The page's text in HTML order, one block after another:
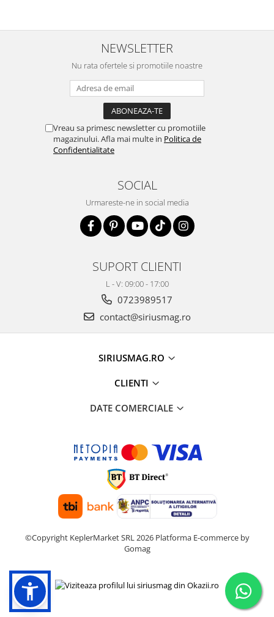
NEWSLETTER
Nu rata ofertele si promotiile noastre
Vreau sa primesc newsletter cu promotiile
magazinului. Afla mai multe in Politica de
Confidentialitate
SOCIAL
Urmareste-ne in social media
SUPORT CLIENTI
L - V: 09:00 - 17:00
0723989517
contact@siriusmag.ro
SIRIUSMAG.RO
CLIENTI
DATE COMERCIALE
©Copyright KeplerMarket SRL 2026 Platforma E-commerce by
Gomag